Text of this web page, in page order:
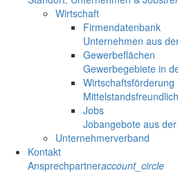
Wirtschaft
Firmendatenbank
Unternehmen aus
Gewerbeflächen
Gewerbegebiete in
Wirtschaftsförderung
Jobs
Jobangebote aus
Unternehmerverband
Kontakt
Ansprechpartneraccount_circle